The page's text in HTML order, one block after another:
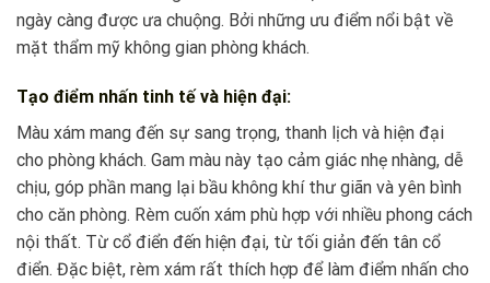
ngày càng được ưa chuộng. Bởi những ưu điểm nổi bật về
mặt thẩm mỹ không gian phòng khách.
Tạo điểm nhấn tinh tế và hiện đại:
Màu xám mang đến sự sang trọng, thanh lịch và hiện đại
cho phòng khách. Gam màu này tạo cảm giác nhẹ nhàng, dễ
chịu, góp phần mang lại bầu không khí thư giãn và yên bình
cho căn phòng. Rèm cuốn xám phù hợp với nhiều phong cách
nội thất. Từ cổ điển đến hiện đại, từ tối giản đến tân cổ
điển. Đặc biệt, rèm xám rất thích hợp để làm điểm nhấn cho